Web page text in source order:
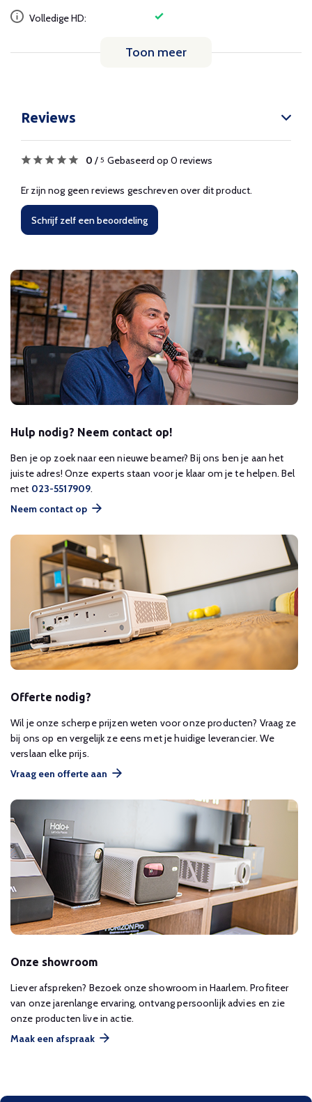
Volledige HD:
Toon meer
Reviews
0 / 5 Gebaseerd op 0 reviews
Er zijn nog geen reviews geschreven over dit product.
Schrijf zelf een beoordeling
Hulp nodig? Neem contact op!
Ben je op zoek naar een nieuwe beamer? Bij ons ben je aan het
juiste adres! Onze experts staan voor je klaar om je te helpen. Bel
met 023-5517909.
Neem contact op
Offerte nodig?
Wil je onze scherpe prijzen weten voor onze producten? Vraag ze
bij ons op en vergelijk ze eens met je huidige leverancier. We
verslaan elke prijs.
Vraag een offerte aan
Onze showroom
Liever afspreken? Bezoek onze showroom in Haarlem. Profiteer
van onze jarenlange ervaring, ontvang persoonlijk advies en zie
onze producten live in actie.
Maak een afspraak